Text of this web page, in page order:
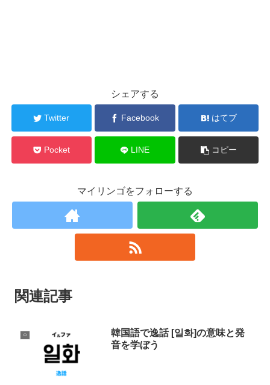
シェアする
Twitter Facebook はてブ
Pocket LINE コピー
マイリンゴをフォローする
関連記事
ㅇ
韓国語で逸話 [일화]の意味と発
音を学ぼう